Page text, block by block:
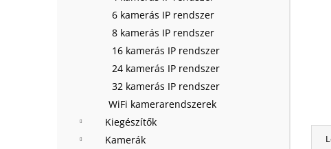
6 kamerás IP rendszer
8 kamerás IP rendszer
16 kamerás IP rendszer
24 kamerás IP rendszer
32 kamerás IP rendszer
WiFi kamerarendszerek
Kiegészítők
Kamerák
T